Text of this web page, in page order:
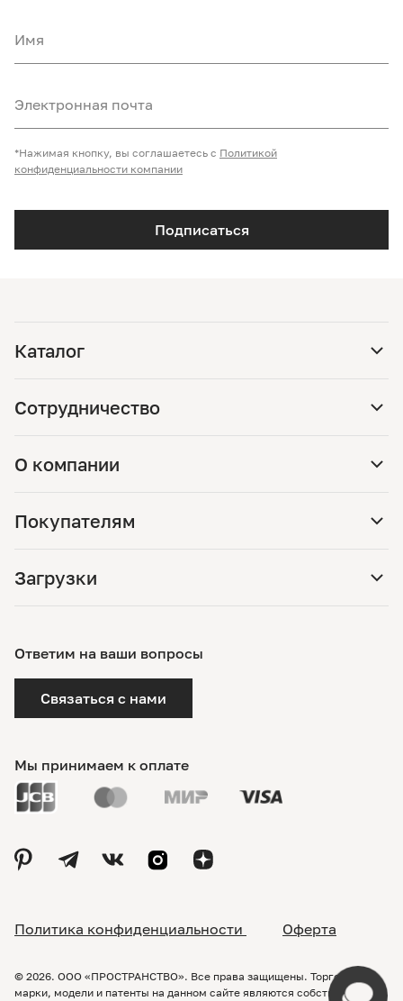
Имя
Электронная почта
Подписаться
*Нажимая кнопку, вы соглашаетесь с Политикой
конфиденциальности компании
Каталог
Сотрудничество
О компании
Покупателям
Загрузки
Мы принимаем к оплате
Ответим на ваши вопросы
Связаться с нами
© 2026. ООО «ПРОСТРАНСТВО». Все права защищены. Торговые
марки, модели и патенты на данном сайте являются собственностью
Политика конфиденциальности Оферта